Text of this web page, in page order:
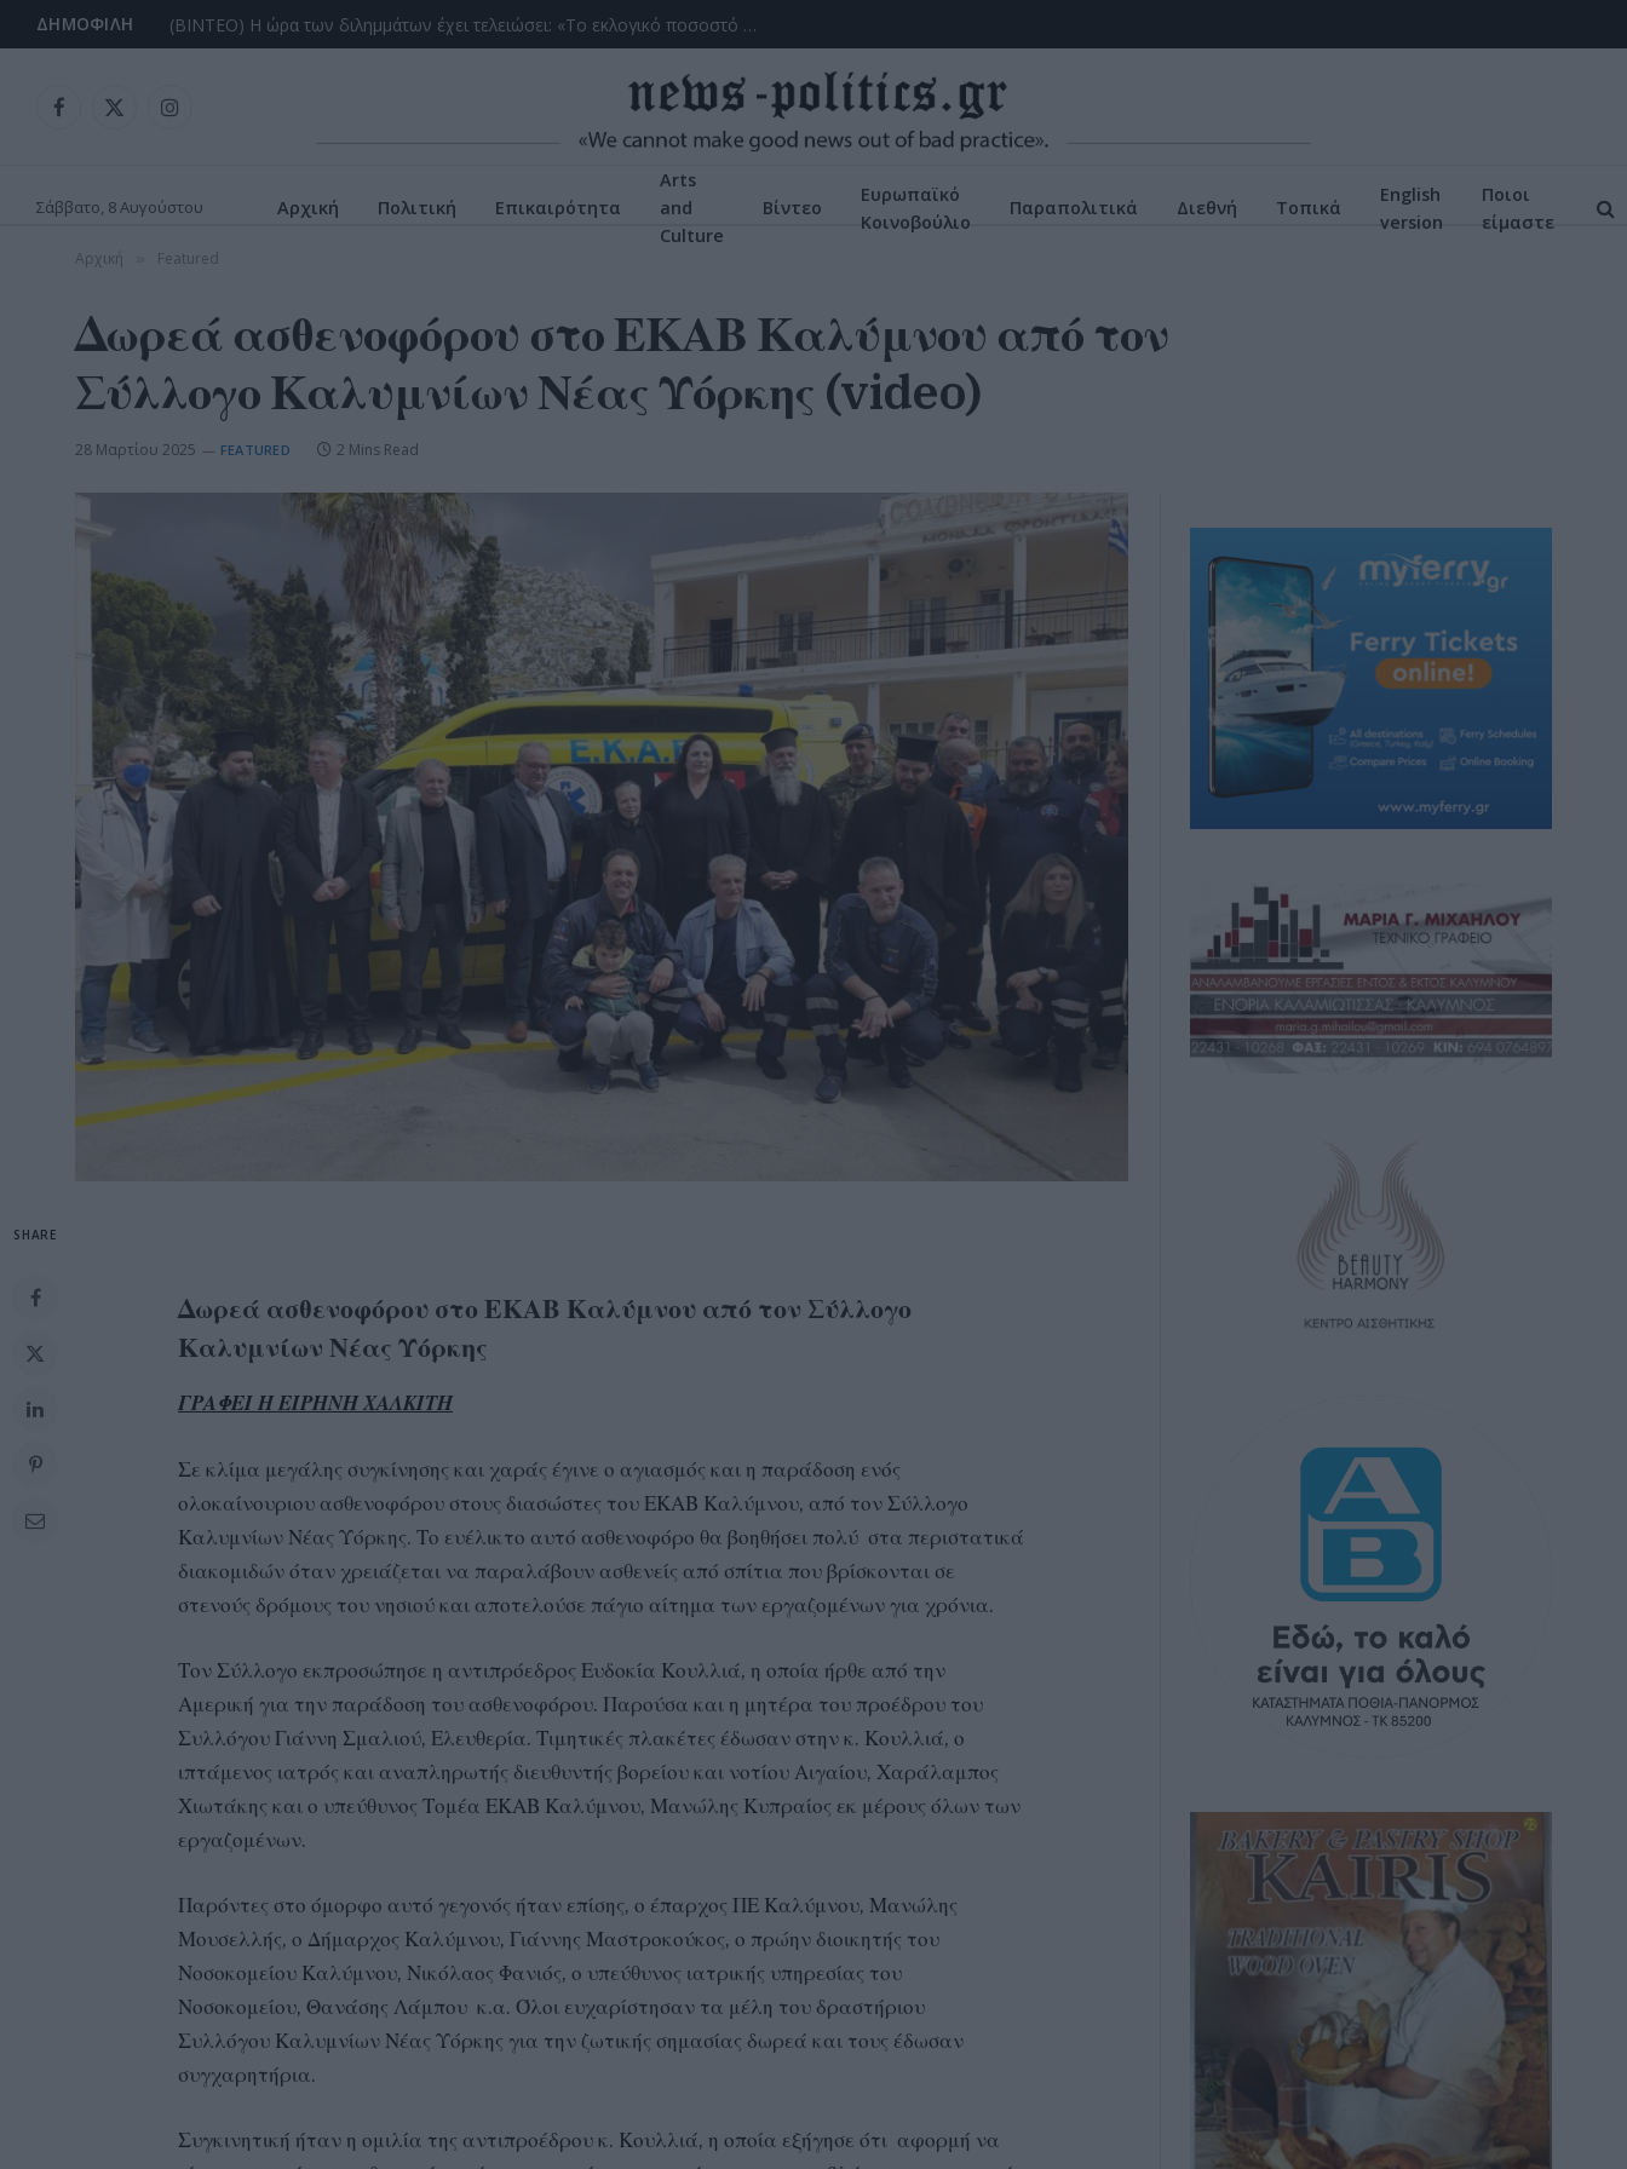
ΔΗΜΟΦΙΛΉ Γ. Ξηραδάκης: «Ολιγοπωλιακή δομή στην Ελληνική Ακτοπλοΐα – Ποιοι ελέγχουν το 60% του συνολικού στόλου»
Facebook
X
Instagram
Σάββατο, 8 Αυγούστου Αρχική Πολιτική Επικαιρότητα
Arts
and
Culture
Βίντεο
Ευρωπαϊκό
Κοινοβούλιο
Παραπολιτικά Διεθνή Τοπικά
English
version
Ποιοι
είμαστε
Αρχική Featured
Δωρεά ασθενοφόρου στο ΕΚΑΒ Καλύμνου από τον
Σύλλογο Καλυμνίων Νέας Υόρκης (video)
28 Μαρτίου 2025 FEATURED 2 Mins Read
SHARE
Δωρεά ασθενοφόρου στο ΕΚΑΒ Καλύμνου από τον Σύλλογο
Καλυμνίων Νέας Υόρκης
ΓΡΑΦΕΙ Η ΕΙΡΗΝΗ ΧΑΛΚΙΤΗ
Σε κλίμα μεγάλης συγκίνησης και χαράς έγινε ο αγιασμός και η παράδοση ενός
ολοκαίνουριου ασθενοφόρου στους διασώστες του ΕΚΑΒ Καλύμνου, από τον Σύλλογο
Καλυμνίων Νέας Υόρκης. Το ευέλικτο αυτό ασθενοφόρο θα βοηθήσει πολύ στα περιστατικά
διακομιδών όταν χρειάζεται να παραλάβουν ασθενείς από σπίτια που βρίσκονται σε
στενούς δρόμους του νησιού και αποτελούσε πάγιο αίτημα των εργαζομένων για χρόνια.
Τον Σύλλογο εκπροσώπησε η αντιπρόεδρος Ευδοκία Κουλλιά, η οποία ήρθε από την
Αμερική για την παράδοση του ασθενοφόρου. Παρούσα και η μητέρα του προέδρου του
Συλλόγου Γιάννη Σμαλιού, Ελευθερία. Τιμητικές πλακέτες έδωσαν στην κ. Κουλλιά, ο
ιπτάμενος ιατρός και αναπληρωτής διευθυντής βορείου και νοτίου Αιγαίου, Χαράλαμπος
Χιωτάκης και ο υπεύθυνος Τομέα ΕΚΑΒ Καλύμνου, Μανώλης Κυπραίος εκ μέρους όλων των
εργαζομένων.
Παρόντες στο όμορφο αυτό γεγονός ήταν επίσης, ο έπαρχος ΠΕ Καλύμνου, Μανώλης
Μουσελλής, ο Δήμαρχος Καλύμνου, Γιάννης Μαστροκούκος, ο πρώην διοικητής του
Νοσοκομείου Καλύμνου, Νικόλαος Φανιός, ο υπεύθυνος ιατρικής υπηρεσίας του
Νοσοκομείου, Θανάσης Λάμπου κ.α. Όλοι ευχαρίστησαν τα μέλη του δραστήριου
Συλλόγου Καλυμνίων Νέας Υόρκης για την ζωτικής σημασίας δωρεά και τους έδωσαν
συγχαρητήρια.
Συγκινητική ήταν η ομιλία της αντιπροέδρου κ. Κουλλιά, η οποία εξήγησε ότι αφορμή να